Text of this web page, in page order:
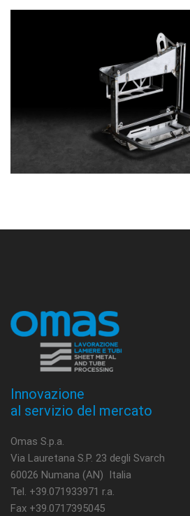
Innovazione
al servizio del mercato
Omas S.p.a.
Via Lauretana S.P. 23 degli Svarch
60026 Numana (AN) Italia
Tel. +39.071933971 r.a.
Fax +39.0717395045